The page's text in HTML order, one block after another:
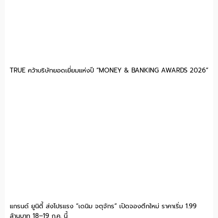
TRUE คว้าบริษัทยอดเยี่ยมแห่งปี “MONEY & BANKING AWARDS 2026”
แกรนด์ ยูนิตี้ ส่งโปรแรง “เดนิม จตุจักร” เปิดจองตึกใหม่ ราคาเริ่ม 1.99
ล้านบาท 18–19 ก.ค. นี้